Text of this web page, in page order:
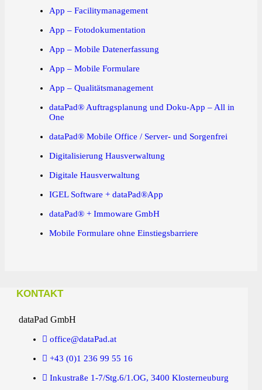
App – Facilitymanagement
App – Fotodokumentation
App – Mobile Datenerfassung
App – Mobile Formulare
App – Qualitätsmanagement
dataPad® Auftragsplanung und Doku-App – All in
One
dataPad® Mobile Office / Server- und Sorgenfrei
Digitalisierung Hausverwaltung
Digitale Hausverwaltung
IGEL Software + dataPad®App
dataPad® + Immoware GmbH
Mobile Formulare ohne Einstiegsbarriere
KONTAKT
dataPad GmbH
office@dataPad.at
+43 (0)1 236 99 55 16
Inkustraße 1-7/Stg.6/1.OG, 3400 Klosterneuburg